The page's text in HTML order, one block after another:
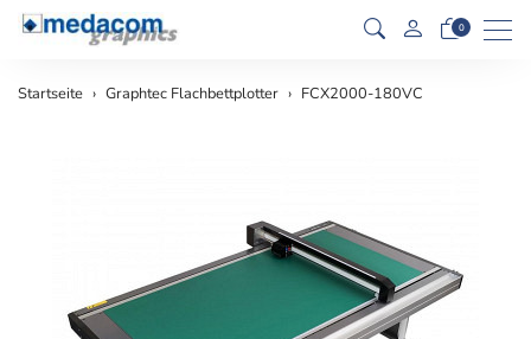
0
Startseite Graphtec Flachbettplotter FCX2000-180VC